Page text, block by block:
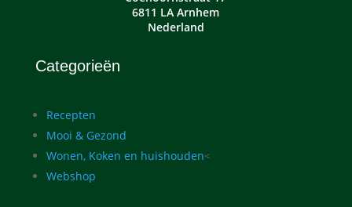
6811 LA Arnhem
Nederland
Categorieën
Recepten
Mooi & Gezond
Wonen, Koken en huishouden<
Webshop